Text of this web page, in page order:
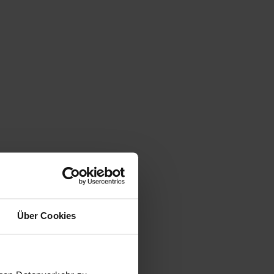
Über Cookies